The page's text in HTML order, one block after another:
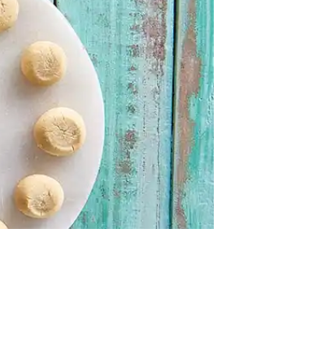
ايس كريم
كحك وبسكويت
الالبان